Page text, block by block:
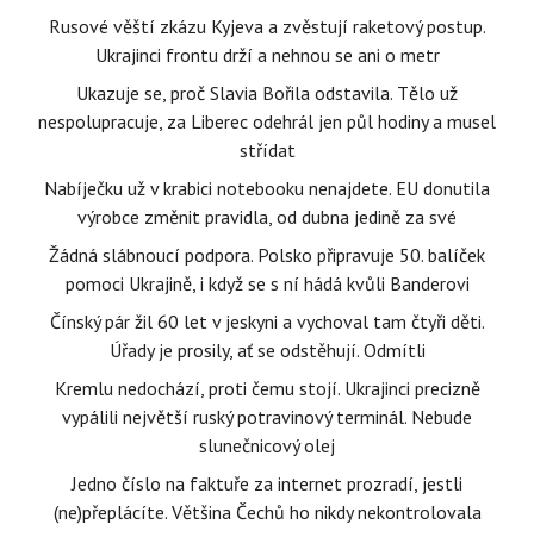
Rusové věští zkázu Kyjeva a zvěstují raketový postup.
Ukrajinci frontu drží a nehnou se ani o metr
Ukazuje se, proč Slavia Bořila odstavila. Tělo už
nespolupracuje, za Liberec odehrál jen půl hodiny a musel
střídat
Nabíječku už v krabici notebooku nenajdete. EU donutila
výrobce změnit pravidla, od dubna jedině za své
Žádná slábnoucí podpora. Polsko připravuje 50. balíček
pomoci Ukrajině, i když se s ní hádá kvůli Banderovi
Čínský pár žil 60 let v jeskyni a vychoval tam čtyři děti.
Úřady je prosily, ať se odstěhují. Odmítli
Kremlu nedochází, proti čemu stojí. Ukrajinci precizně
vypálili největší ruský potravinový terminál. Nebude
slunečnicový olej
Jedno číslo na faktuře za internet prozradí, jestli
(ne)přeplácíte. Většina Čechů ho nikdy nekontrolovala